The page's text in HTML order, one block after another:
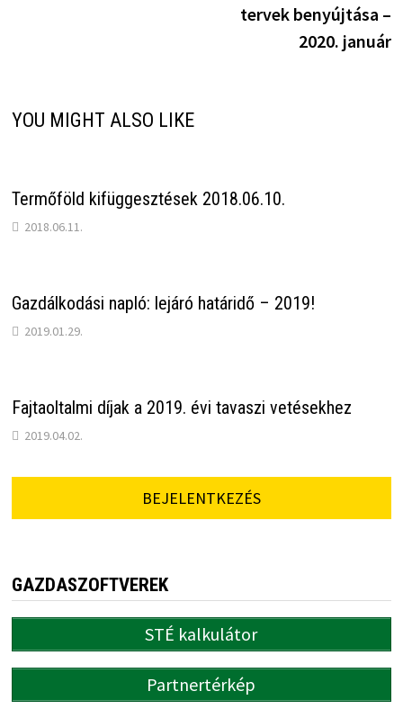
tervek benyújtása –
2020. január
YOU MIGHT ALSO LIKE
Termőföld kifüggesztések 2018.06.10.
2018.06.11.
Gazdálkodási napló: lejáró határidő – 2019!
2019.01.29.
Fajtaoltalmi díjak a 2019. évi tavaszi vetésekhez
2019.04.02.
BEJELENTKEZÉS
GAZDASZOFTVEREK
STÉ kalkulátor
Partnertérkép